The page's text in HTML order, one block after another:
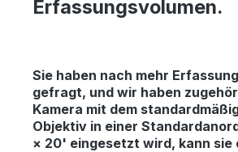
Erfassungsvolumen.
Sie haben nach mehr
gefragt, und wir haben
Kamera mit dem
Objektiv in einer
× 20' eingesetzt wird, kann sie